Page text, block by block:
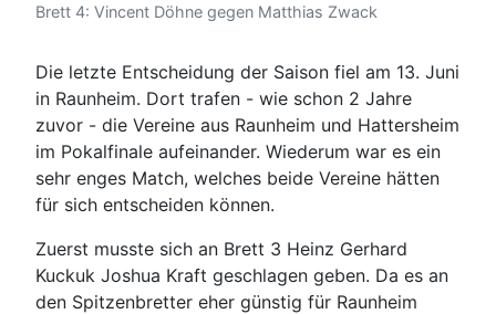
Brett 4: Vincent Döhne gegen Matthias Zwack
Die letzte Entscheidung der Saison fiel am 13. Juni
in Raunheim. Dort trafen - wie schon 2 Jahre
zuvor - die Vereine aus Raunheim und Hattersheim
im Pokalfinale aufeinander. Wiederum war es ein
sehr enges Match, welches beide Vereine hätten
für sich entscheiden können.
Zuerst musste sich an Brett 3 Heinz Gerhard
Kuckuk Joshua Kraft geschlagen geben. Da es an
den Spitzenbretter eher günstig für Raunheim